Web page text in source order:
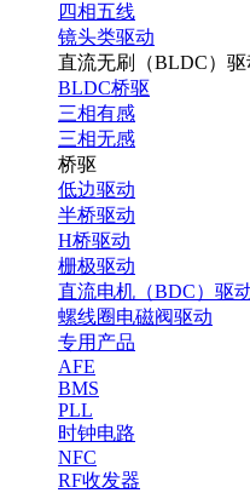
四相五线
镜头类驱动
直流无刷（BLDC）驱
BLDC桥驱
三相有感
三相无感
桥驱
低边驱动
半桥驱动
H桥驱动
栅极驱动
直流电机（BDC）驱
螺线圈电磁阀驱动
专用产品
AFE
BMS
PLL
时钟电路
NFC
RF收发器